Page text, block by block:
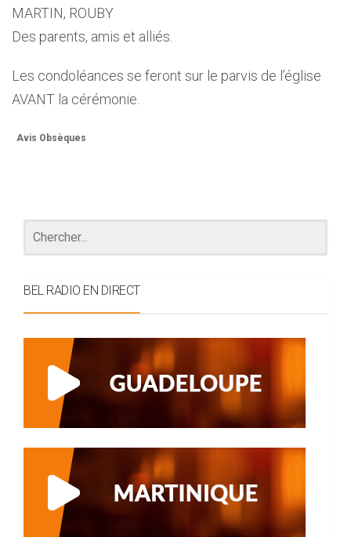
MARTIN, ROUBY
Des parents, amis et alliés.
Les condoléances se feront sur le parvis de l’église
AVANT la cérémonie.
Avis Obsèques
BEL RADIO EN DIRECT